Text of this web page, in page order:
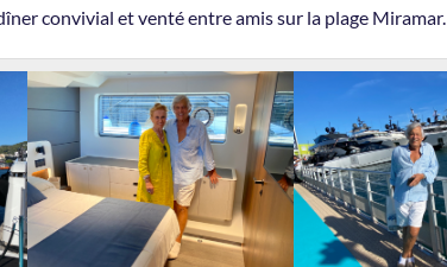
convivial et venté entre amis sur la plage Miramar.